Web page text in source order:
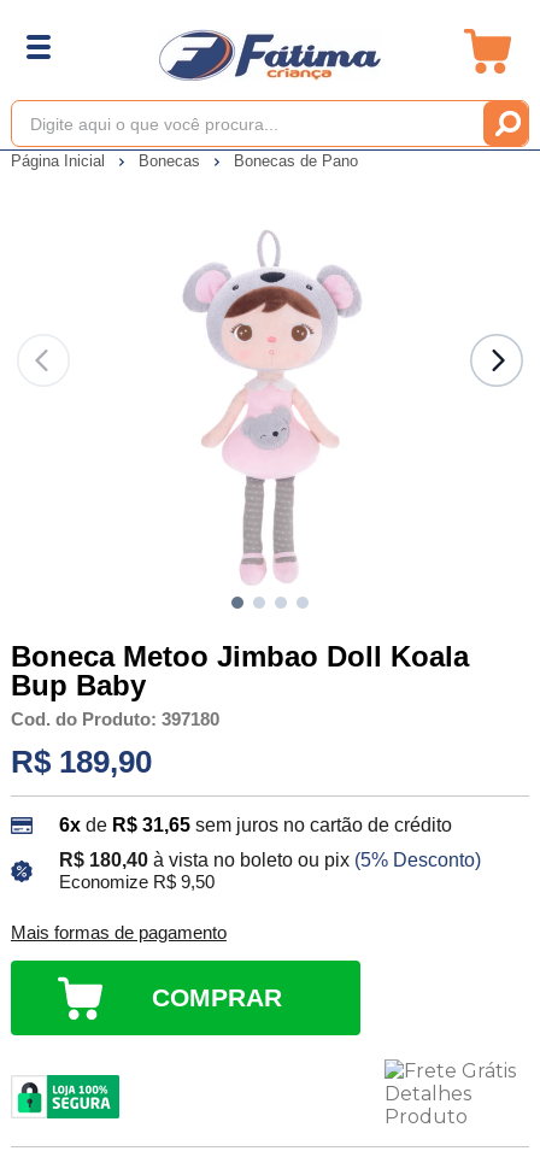
Página Inicial Bonecas Bonecas de Pano
Boneca Metoo Jimbao Doll Koala
Bup Baby
Cod. do Produto: 397180
R$ 189,90
6xde R$ 31,65 sem juros no cartão de crédito
R$ 180,40 à vista no boleto ou pix (5% Desconto)
Economize R$ 9,50
Mais formas de pagamento
COMPRAR